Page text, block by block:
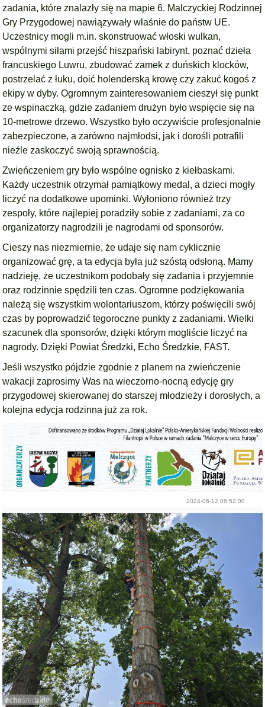
zadania, które znalazły się na mapie 6. Malczyckiej Rodzinnej
Gry Przygodowej nawiązywały właśnie do państw UE.
Uczestnicy mogli m.in. skonstruować włoski wulkan,
wspólnymi siłami przejść hiszpański labirynt, poznać dzieła
francuskiego Luwru, zbudować zamek z duńskich klocków,
postrzelać z łuku, doić holenderską krowę czy zakuć kogoś z
ekipy w dyby. Ogromnym zainteresowaniem cieszył się punkt
ze wspinaczką, gdzie zadaniem drużyn było wspięcie się na
10-metrowe drzewo. Wszystko było oczywiście profesjonalnie
zabezpieczone, a zarówno najmłodsi, jak i dorośli potrafili
nieźle zaskoczyć swoją sprawnością.
Zwieńczeniem gry było wspólne ognisko z kiełbaskami.
Każdy uczestnik otrzymał pamiątkowy medal, a dzieci mogły
liczyć na dodatkowe upominki. Wyłoniono również trzy
zespoły, które najlepiej poradziły sobie z zadaniami, za co
organizatorzy nagrodzili je nagrodami od sponsorów.
Cieszy nas niezmiernie, że udaje się nam cyklicznie
organizować grę, a ta edycja była już szóstą odsłoną. Mamy
nadzieję, że uczestnikom podobały się zadania i przyjemnie
oraz rodzinnie spędzili ten czas. Ogromne podziękowania
należą się wszystkim wolontariuszom, którzy poświęcili swój
czas by poprowadzić tegoroczne punkty z zadaniami. Wielki
szacunek dla sponsorów, dzięki którym mogliście liczyć na
nagrody. Dzięki Powiat Średzki, Echo Średzkie, FAST.
Jeśli wszystko pójdzie zgodnie z planem na zwieńczenie
wakacji zaprosimy Was na wieczorno-nocną edycję gry
przygodowej skierowanej do starszej młodzieży i dorosłych, a
kolejna edycja rodzinna już za rok.
2024-06-12 08:52:00